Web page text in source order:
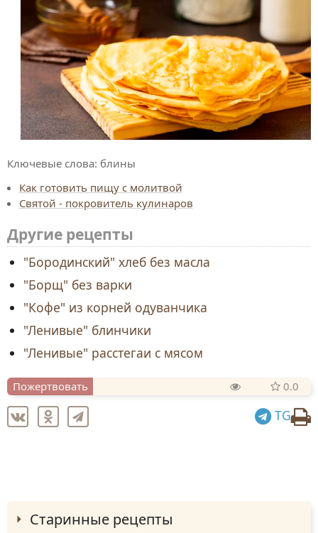
Ключевые слова: блины
Как готовить пищу с молитвой
Святой - покровитель кулинаров
Другие рецепты
"Бородинский" хлеб без масла
"Борщ" без варки
"Кофе" из корней одуванчика
"Ленивые" блинчики
"Ленивые" расстегаи с мясом
Пожертвовать 0.0
TG
Старинные рецепты